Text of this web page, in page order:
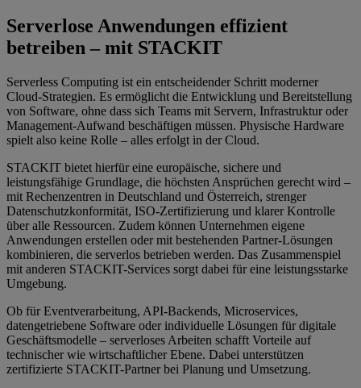
Serverlose Anwendungen effizient
betreiben – mit STACKIT
Serverless Computing ist ein entscheidender Schritt moderner
Cloud-Strategien. Es ermöglicht die Entwicklung und Bereitstellung
von Software, ohne dass sich Teams mit Servern, Infrastruktur oder
Management-Aufwand beschäftigen müssen. Physische Hardware
spielt also keine Rolle – alles erfolgt in der Cloud.
STACKIT bietet hierfür eine europäische, sichere und
leistungsfähige Grundlage, die höchsten Ansprüchen gerecht wird –
mit Rechenzentren in Deutschland und Österreich, strenger
Datenschutzkonformität, ISO-Zertifizierung und klarer Kontrolle
über alle Ressourcen. Zudem können Unternehmen eigene
Anwendungen erstellen oder mit bestehenden Partner-Lösungen
kombinieren, die serverlos betrieben werden. Das Zusammenspiel
mit anderen STACKIT-Services sorgt dabei für eine leistungsstarke
Umgebung.
Ob für Eventverarbeitung, API-Backends, Microservices,
datengetriebene Software oder individuelle Lösungen für digitale
Geschäftsmodelle – serverloses Arbeiten schafft Vorteile auf
technischer wie wirtschaftlicher Ebene. Dabei unterstützen
zertifizierte STACKIT-Partner bei Planung und Umsetzung.